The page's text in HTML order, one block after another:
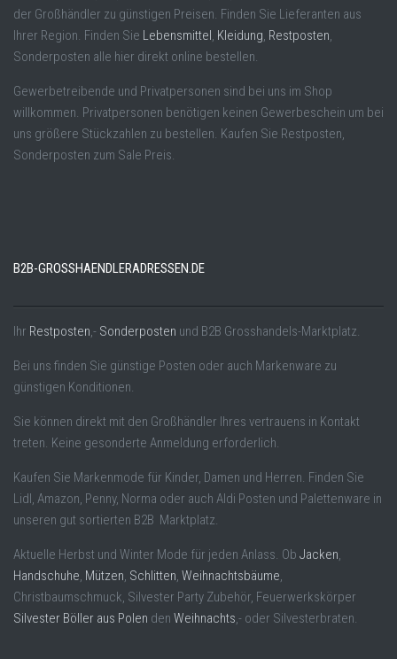
der Großhändler zu günstigen Preisen. Finden Sie Lieferanten aus
Ihrer Region. Finden Sie Lebensmittel , Kleidung, Restposten,
Sonderposten alle hier direkt online bestellen.
Gewerbetreibende und Privatpersonen sind bei uns im Shop
willkommen. Privatpersonen benötigen keinen Gewerbeschein um bei
uns größere Stückzahlen zu bestellen. Kaufen Sie Restposten,
Sonderposten zum Sale Preis.
B2B-GROSSHAENDLERADRESSEN.DE
Ihr Restposten,- Sonderposten und B2B Grosshandels-Marktplatz.
Bei uns finden Sie günstige Posten oder auch Markenware zu
günstigen Konditionen.
Sie können direkt mit den Großhändler Ihres vertrauens in Kontakt
treten. Keine gesonderte Anmeldung erforderlich.
Kaufen Sie Markenmode für Kinder, Damen und Herren. Finden Sie
Lidl, Amazon, Penny, Norma oder auch Aldi Posten und Palettenware in
unseren gut sortierten B2B Marktplatz.
Aktuelle Herbst und Winter Mode für jeden Anlass. Ob Jacken,
Handschuhe, Mützen, Schlitten, Weihnachtsbäume,
Christbaumschmuck, Silvester Party Zubehör, Feuerwerkskörper
Silvester Böller aus Polen den Weihnachts,- oder Silvesterbraten.